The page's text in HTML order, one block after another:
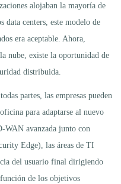
alojaban la mayoría de
data centers, este modelo de
era aceptable. Ahora,
nube, existe la oportunidad de
distribuida.
partes, las empresas pueden
para adaptarse al nuevo
WAN avanzada junto con
Edge), las áreas de TI
del usuario final dirigiendo
de los objetivos